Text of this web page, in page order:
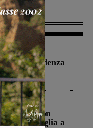
la scadenza
“Un
di Castiglion
ucciso la figlia a